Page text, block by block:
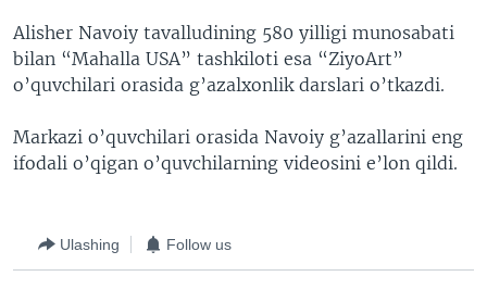
Alisher Navoiy tavalludining 580 yilligi munosabati
bilan “Mahalla USA” tashkiloti esa “ZiyoArt”
o’quvchilari orasida g’azalxonlik darslari o’tkazdi.
Markazi o’quvchilari orasida Navoiy g’azallarini eng
ifodali o’qigan o’quvchilarning videosini e’lon qildi.
Ulashing Follow us